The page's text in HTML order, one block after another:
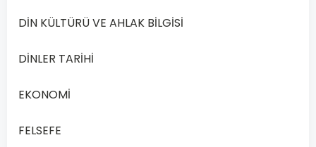
Yılı
Dönem
Rehberi
DİN KÜLTÜRÜ VE AHLAK BİLGİSİ
DİNLER TARİHİ
EKONOMİ
FELSEFE